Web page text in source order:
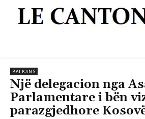
BALKANS
Një delegacion nga
Parlamentare i bën
parazgjedhore